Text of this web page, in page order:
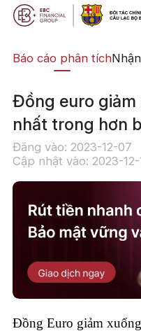
Báo cáo phân tích
Đồng euro
nhất trong hơn
Đăng vào: 2023-12-07
Cập nhật vào: 2023-12-
Đồng Euro giảm